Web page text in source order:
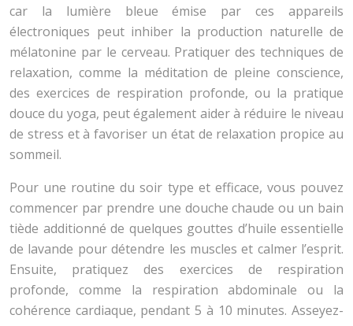
car la lumière bleue émise par ces appareils
électroniques peut inhiber la production naturelle de
mélatonine par le cerveau. Pratiquer des techniques de
relaxation, comme la méditation de pleine conscience,
des exercices de respiration profonde, ou la pratique
douce du yoga, peut également aider à réduire le niveau
de stress et à favoriser un état de relaxation propice au
sommeil.
Pour une routine du soir type et efficace, vous pouvez
commencer par prendre une douche chaude ou un bain
tiède additionné de quelques gouttes d’huile essentielle
de lavande pour détendre les muscles et calmer l’esprit.
Ensuite, pratiquez des exercices de respiration
profonde, comme la respiration abdominale ou la
cohérence cardiaque, pendant 5 à 10 minutes. Asseyez-